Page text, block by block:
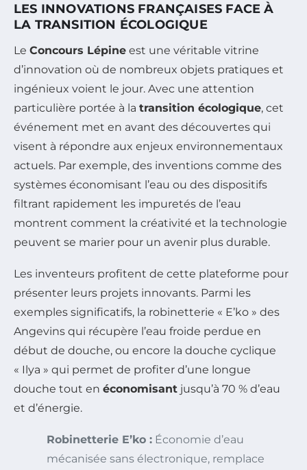
LES INNOVATIONS FRANÇAISES FACE À
LA TRANSITION ÉCOLOGIQUE
Le Concours Lépine est une véritable vitrine
d’innovation où de nombreux objets pratiques et
ingénieux voient le jour. Avec une attention
particulière portée à la transition écologique, cet
événement met en avant des découvertes qui
visent à répondre aux enjeux environnementaux
actuels. Par exemple, des inventions comme des
systèmes économisant l’eau ou des dispositifs
filtrant rapidement les impuretés de l’eau
montrent comment la créativité et la technologie
peuvent se marier pour un avenir plus durable.
Les inventeurs profitent de cette plateforme pour
présenter leurs projets innovants. Parmi les
exemples significatifs, la robinetterie « E’ko » des
Angevins qui récupère l’eau froide perdue en
début de douche, ou encore la douche cyclique
« Ilya » qui permet de profiter d’une longue
douche tout en économisant jusqu’à 70 % d’eau
et d’énergie.
Robinetterie E’ko : Économie d’eau
mécanisée sans électronique, remplace